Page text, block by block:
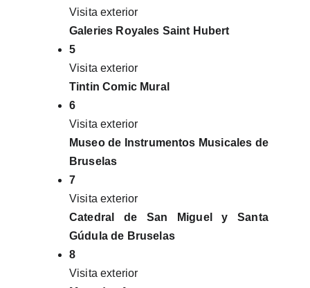
Visita exterior
Galeries Royales Saint Hubert
5
Visita exterior
Tintin Comic Mural
6
Visita exterior
Museo de Instrumentos Musicales de
Bruselas
7
Visita exterior
Catedral de San Miguel y Santa
Gúdula de Bruselas
8
Visita exterior